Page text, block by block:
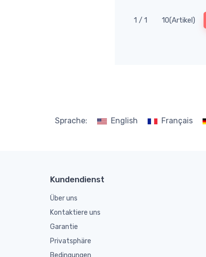
1 / 1 10(Artikel)
Sprache: English Français
Kundendienst
Über uns
Kontaktiere uns
Garantie
Privatsphäre